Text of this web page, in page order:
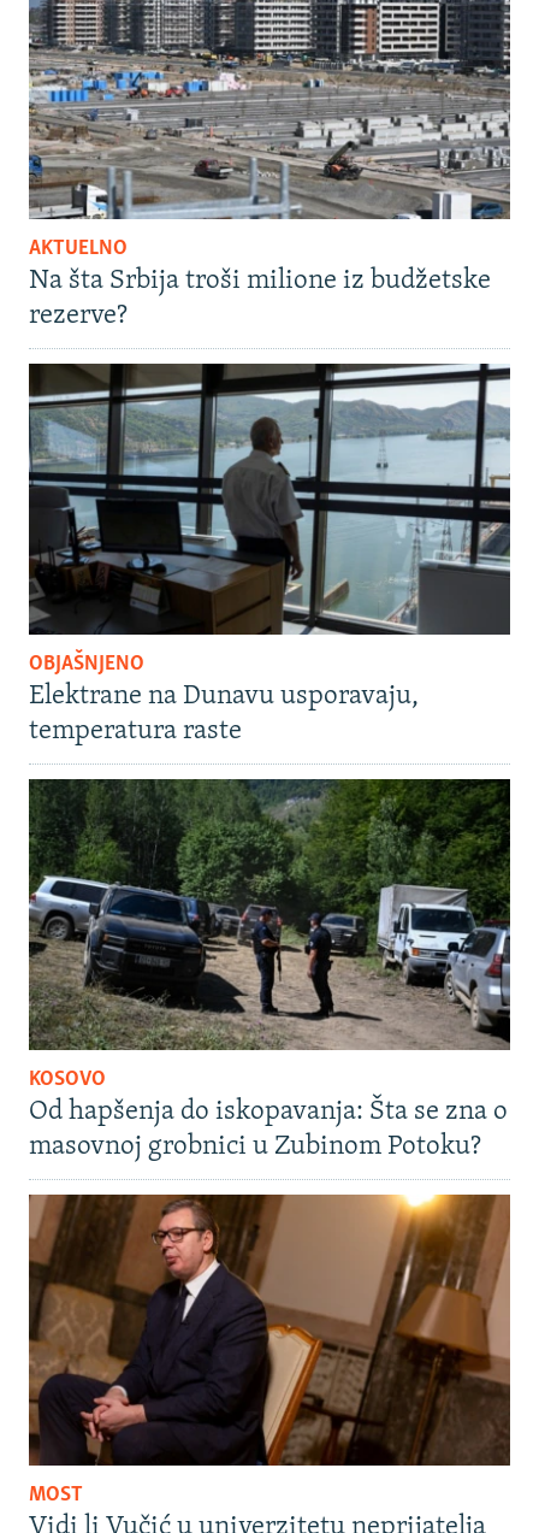
AKTUELNO
Na šta Srbija troši milione iz budžetske
rezerve?
OBJAŠNJENO
Elektrane na Dunavu usporavaju,
temperatura raste
KOSOVO
Od hapšenja do iskopavanja: Šta se zna o
masovnoj grobnici u Zubinom Potoku?
MOST
Vidi li Vučić u univerzitetu neprijatelja